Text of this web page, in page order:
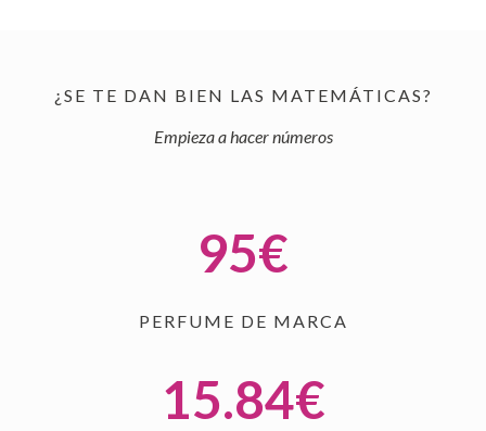
¿SE TE DAN BIEN LAS MATEMÁTICAS?
Empieza a hacer números
95€
PERFUME DE MARCA
15.87€